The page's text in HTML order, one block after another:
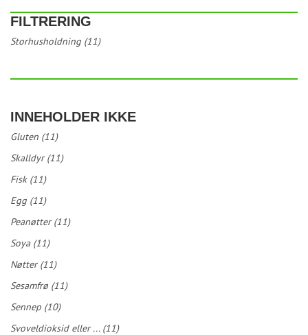
FILTRERING
Storhusholdning (11)
INNEHOLDER IKKE
Gluten (11)
Skalldyr (11)
Fisk (11)
Egg (11)
Peanøtter (11)
Soya (11)
Nøtter (11)
Sesamfrø (11)
Sennep (10)
Svoveldioksid eller ... (11)